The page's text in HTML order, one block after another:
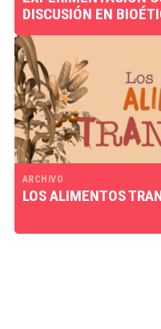
DISCUSIÓN EN
ARCHIVO
LOS ALIMENTOS